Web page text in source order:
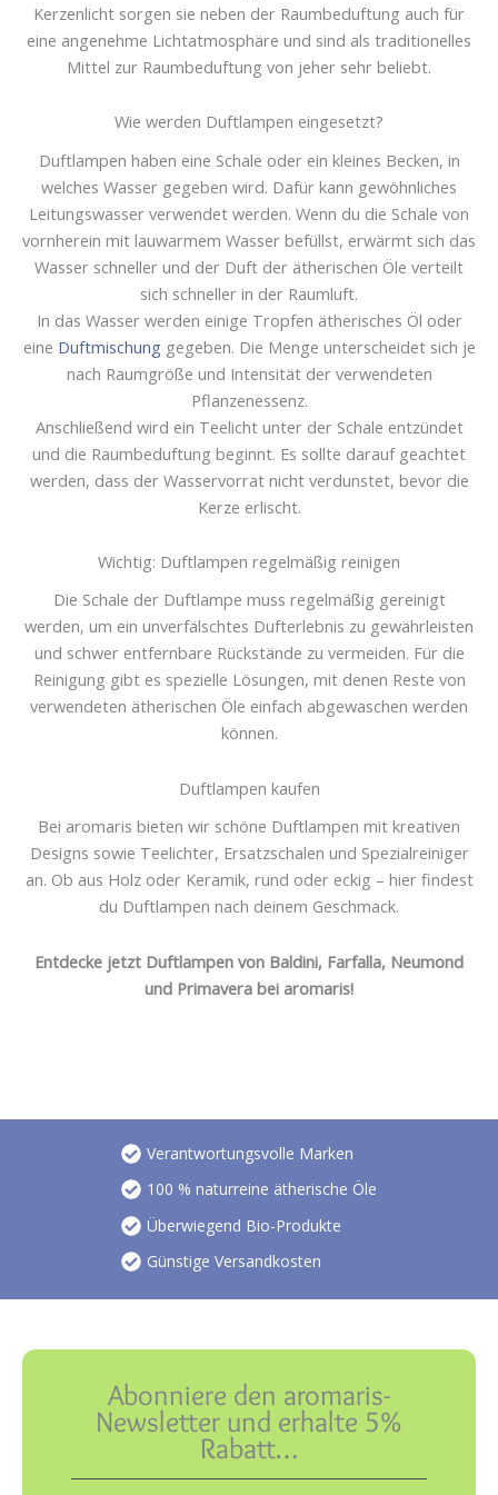
Kerzenlicht sorgen sie neben der Raumbeduftung auch für
eine angenehme Lichtatmosphäre und sind als traditionelles
Mittel zur Raumbeduftung von jeher sehr beliebt.
Wie werden Duftlampen eingesetzt?
Duftlampen haben eine Schale oder ein kleines Becken, in
welches Wasser gegeben wird. Dafür kann gewöhnliches
Leitungswasser verwendet werden. Wenn du die Schale von
vornherein mit lauwarmem Wasser befüllst, erwärmt sich das
Wasser schneller und der Duft der ätherischen Öle verteilt
sich schneller in der Raumluft.
In das Wasser werden einige Tropfen ätherisches Öl oder
eine Duftmischung gegeben. Die Menge unterscheidet sich je
nach Raumgröße und Intensität der verwendeten
Pflanzenessenz.
Anschließend wird ein Teelicht unter der Schale entzündet
und die Raumbeduftung beginnt. Es sollte darauf geachtet
werden, dass der Wasservorrat nicht verdunstet, bevor die
Kerze erlischt.
Wichtig: Duftlampen regelmäßig reinigen
Die Schale der Duftlampe muss regelmäßig gereinigt
werden, um ein unverfälschtes Dufterlebnis zu gewährleisten
und schwer entfernbare Rückstände zu vermeiden. Für die
Reinigung gibt es spezielle Lösungen, mit denen Reste von
verwendeten ätherischen Öle einfach abgewaschen werden
können.
Duftlampen kaufen
Bei aromaris bieten wir schöne Duftlampen mit kreativen
Designs sowie Teelichter, Ersatzschalen und Spezialreiniger
an. Ob aus Holz oder Keramik, rund oder eckig – hier findest
du Duftlampen nach deinem Geschmack.
Entdecke jetzt Duftlampen von Baldini, Farfalla, Neumond
und Primavera bei aromaris!
Verantwortungsvolle Marken
100 % naturreine ätherische Öle
Überwiegend Bio-Produkte
Günstige Versandkosten
Abonniere den aromaris-
Newsletter und erhalte 5%
Rabatt…